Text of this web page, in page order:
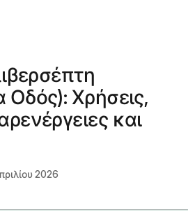
Χρήσεις,
και
2026